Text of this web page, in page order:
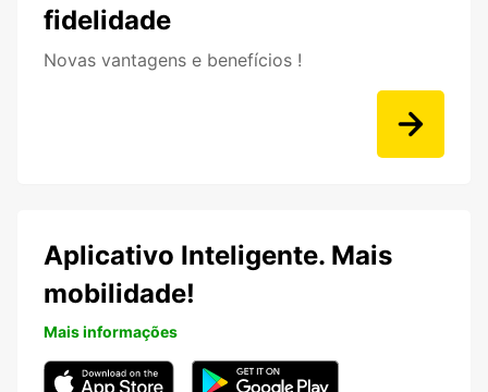
fidelidade
Novas vantagens e benefícios !
Aplicativo Inteligente. Mais
mobilidade!
Mais informações